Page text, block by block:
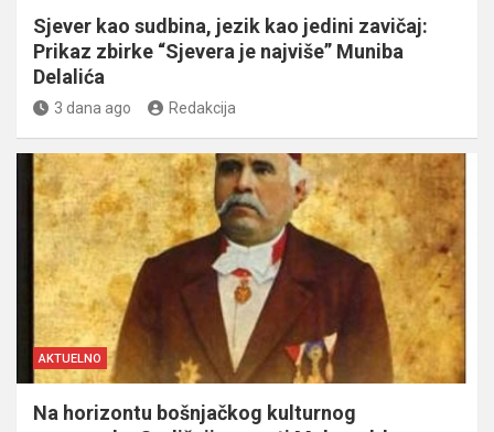
Sjever kao sudbina, jezik kao jedini zavičaj:
Prikaz zbirke “Sjevera je najviše” Muniba
Delalića
3 dana ago Redakcija
AKTUELNO
Na horizontu bošnjačkog kulturnog